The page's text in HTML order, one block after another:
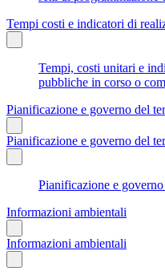
Tempi costi e indicatori di
Tempi, costi unitari e
pubbliche in corso o
Pianificazione e governo del
Pianificazione e governo del
Pianificazione e
Informazioni ambientali
Informazioni ambientali